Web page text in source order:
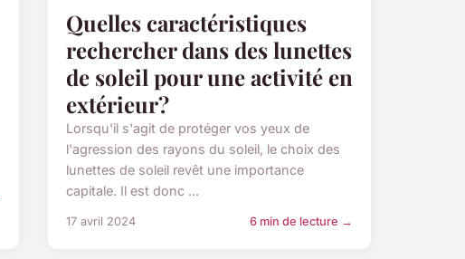
Quelles caractéristiques
rechercher dans des lunettes
de soleil pour une activité en
extérieur?
Lorsqu'il s'agit de protéger vos yeux de
l'agression des rayons du soleil, le choix des
lunettes de soleil revêt une importance
capitale. Il est donc ...
17 avril 2024 6 min de lecture →